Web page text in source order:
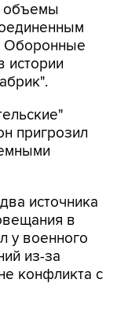
объемы
Оборонные
истории
пригрозил
источника
в
у военного
из-за
конфликта с